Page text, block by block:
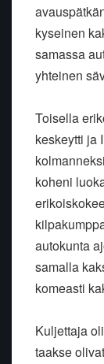
kyseinen
samassa
yhteinen
Toisella
keskeytti ja
koheni
autokunta
samalla
komeasti
Kuljettaja
taakse